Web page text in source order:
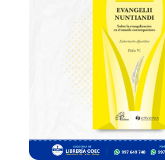
Previous